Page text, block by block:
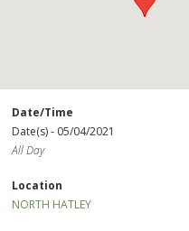
Date/Time
Date(s) - 05/04/2021
All Day
Location
NORTH HATLEY